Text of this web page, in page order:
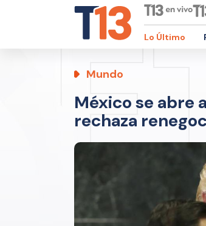
Lo Último
Mundo
México se abre
rechaza